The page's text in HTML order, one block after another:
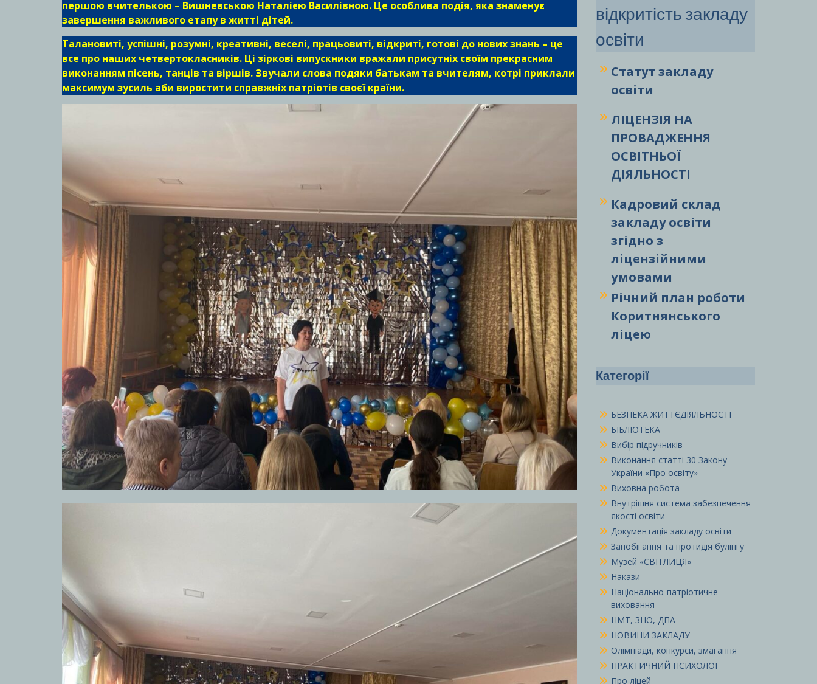
першою вчителькою – Вишневською Наталією Василівною. Це особлива подія, яка знаменує
завершення важливого етапу в житті дітей.
Талановиті, успішні, розумні, креативні, веселі, працьовиті, відкриті, готові до нових знань – це
все про наших четвертокласників. Ці зіркові випускники вражали присутніх своїм прекрасним
виконанням пісень, танців та віршів. Звучали слова подяки батькам та вчителям, котрі приклали
максимум зусиль аби виростити справжніх патріотів своєї країни.
відкритість закладу
освіти
Статут закладу
освіти
ЛІЦЕНЗІЯ НА
ПРОВАДЖЕННЯ
ОСВІТНЬОЇ
ДІЯЛЬНОСТІ
Кадровий склад
закладу освіти
згідно з
ліцензійними
умовами
Річний план роботи
Коритнянського
ліцею
Категорії
БЕЗПЕКА ЖИТТЄДІЯЛЬНОСТІ
БІБЛІОТЕКА
Вибір підручників
Виконання статті 30 Закону
України «Про освіту»
Виховна робота
Внутрішня система забезпечення
якості освіти
Документація закладу освіти
Запобігання та протидія булінгу
Музей «СВІТЛИЦЯ»
Накази
Національно-патріотичне
виховання
НМТ, ЗНО, ДПА
НОВИНИ ЗАКЛАДУ
Олімпіади, конкурси, змагання
ПРАКТИЧНИЙ ПСИХОЛОГ
Про ліцей